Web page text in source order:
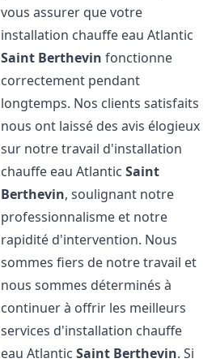
vous assurer que votre
installation chauffe eau Atlantic
Saint Berthevin fonctionne
correctement pendant
longtemps. Nos clients satisfaits
nous ont laissé des avis élogieux
sur notre travail d'installation
chauffe eau AtlanticSaint
Berthevin, soulignant notre
professionnalisme et notre
rapidité d'intervention. Nous
sommes fiers de notre travail et
nous sommes déterminés à
continuer à offrir les meilleurs
services d'installation chauffe
eau AtlanticSaint Berthevin. Si